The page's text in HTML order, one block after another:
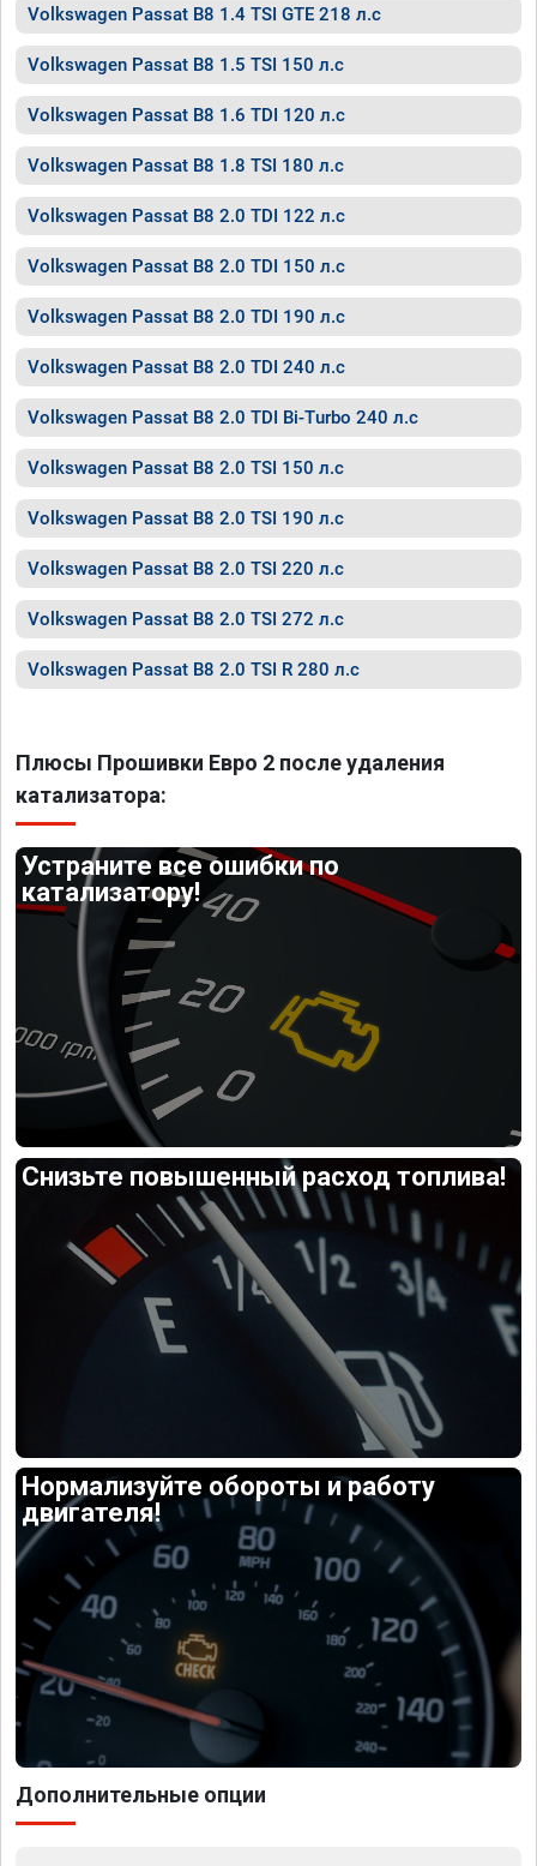
Volkswagen Passat B8 1.4 TSI GTE 218 л.с
Volkswagen Passat B8 1.5 TSI 150 л.с
Volkswagen Passat B8 1.6 TDI 120 л.с
Volkswagen Passat B8 1.8 TSI 180 л.с
Volkswagen Passat B8 2.0 TDI 122 л.с
Volkswagen Passat B8 2.0 TDI 150 л.с
Volkswagen Passat B8 2.0 TDI 190 л.с
Volkswagen Passat B8 2.0 TDI 240 л.с
Volkswagen Passat B8 2.0 TDI Bi-Turbo 240 л.с
Volkswagen Passat B8 2.0 TSI 150 л.с
Volkswagen Passat B8 2.0 TSI 190 л.с
Volkswagen Passat B8 2.0 TSI 220 л.с
Volkswagen Passat B8 2.0 TSI 272 л.с
Volkswagen Passat B8 2.0 TSI R 280 л.с
Плюсы Прошивки Евро 2 после удаления
катализатора:
Устраните все ошибки по
катализатору!
Снизьте повышенный расход топлива!
Нормализуйте обороты и работу
двигателя!
Дополнительные опции